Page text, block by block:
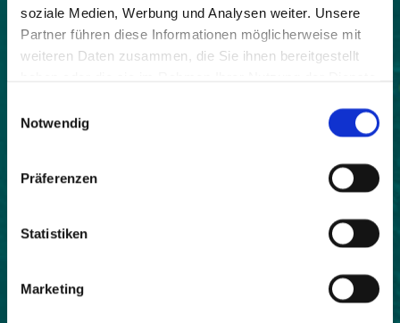
soziale Medien, Werbung und Analysen weiter. Unsere
Partner führen diese Informationen möglicherweise mit
weiteren Daten zusammen, die Sie ihnen bereitgestellt
Notwendig
Präferenzen
Statistiken
Marketing